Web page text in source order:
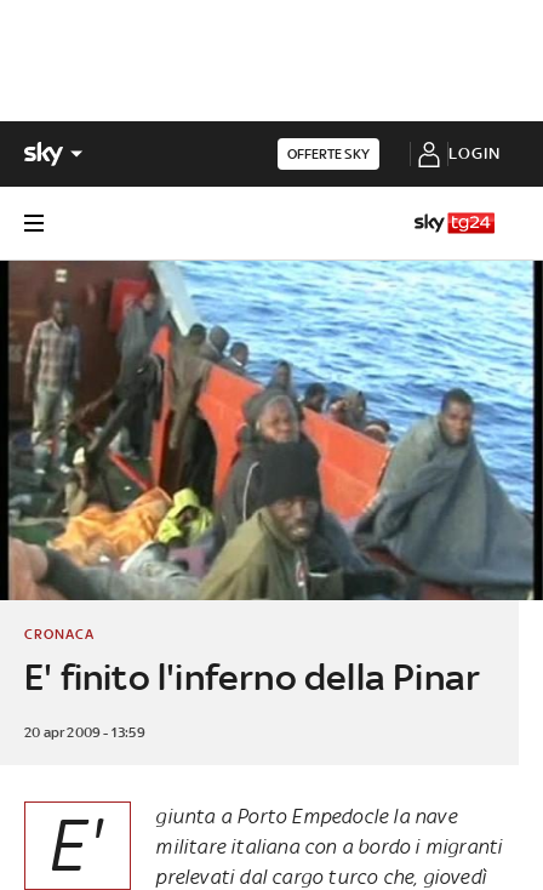
OFFERTE SKY LOGIN
E' finito l'inferno della Pinar
CRONACA
20 apr 2009 - 13:59
E'
giunta a Porto Empedocle la nave
militare italiana con a bordo i migranti
prelevati dal cargo turco che, giovedì